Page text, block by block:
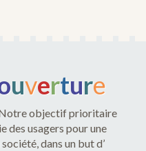
uverture
Notre objectif prioritaire
des usagers pour une
dans un but d’